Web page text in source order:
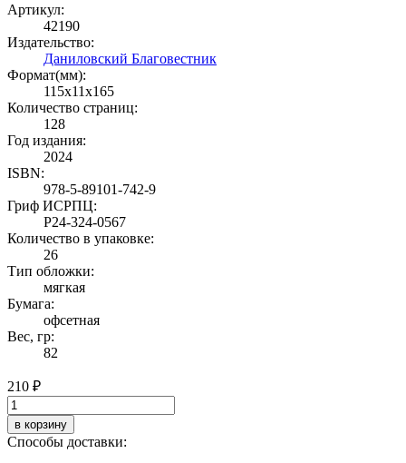
Артикул:
42190
Издательство:
Даниловский Благовестник
Формат(мм):
115x11x165
Количество страниц:
128
Год издания:
2024
ISBN:
978-5-89101-742-9
Гриф ИСРПЦ:
Р24-324-0567
Количество в упаковке:
26
Тип обложки:
мягкая
Бумага:
офсетная
Вес, гр:
82
210 ₽
в корзину
Способы доставки: